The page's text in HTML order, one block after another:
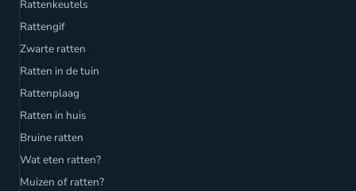
Rattenkeutels
Rattengif
Zwarte ratten
Ratten in de tuin
Rattenplaag
Ratten in huis
Bruine ratten
Wat eten ratten?
Muizen of ratten?